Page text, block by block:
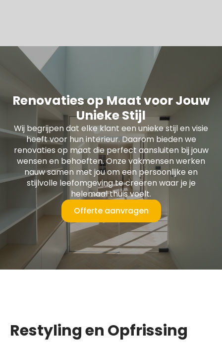
Renovaties op Maat voor Jouw
Unieke Stijl
Wij begrijpen dat elke klant een unieke stijl en visie
heeft voor hun interieur. Daarom bieden we
renovaties op maat die perfect aansluiten bij jouw
wensen en behoeften. Onze vakmensen werken
nauw samen met jou om een persoonlijke en
stijlvolle leefomgeving te creëren waar je je
helemaal thuis voelt.
Offerte aanvragen
Restyling en Opfrissing